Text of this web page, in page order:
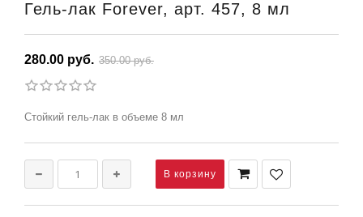
Гель-лак Forever, арт. 457, 8 мл
280.00 руб. 350.00 руб.
Стойкий гель-лак в объеме 8 мл